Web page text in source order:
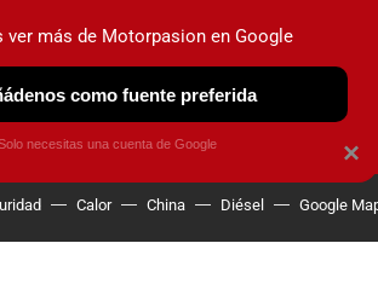
ELÉCTRICOS OBSERVATORIO
Calor China Diésel Google
×
ver más de Motorpasion en Google
como fuente preferida
necesitas una cuenta de Google